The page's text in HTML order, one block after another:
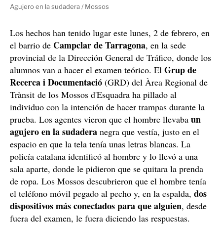
Agujero en la sudadera / Mossos
Los hechos han tenido lugar este lunes, 2 de febrero, en
el barrio de Campclar de Tarragona, en la sede
provincial de la Dirección General de Tráfico, donde los
alumnos van a hacer el examen teórico. El Grup de
Recerca i Documentació (GRD) del Àrea Regional de
Trànsit de los Mossos d'Esquadra ha pillado al
individuo con la intención de hacer trampas durante la
prueba. Los agentes vieron que el hombre llevaba un
agujero en la sudadera negra que vestía, justo en el
espacio en que la tela tenía unas letras blancas. La
policía catalana identificó al hombre y lo llevó a una
sala aparte, donde le pidieron que se quitara la prenda
de ropa. Los Mossos descubrieron que el hombre tenía
el teléfono móvil pegado al pecho y, en la espalda, dos
dispositivos más conectados para que alguien, desde
fuera del examen, le fuera diciendo las respuestas.